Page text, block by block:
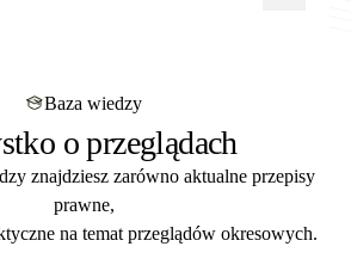
mailem + papierowo pocztą. Zgodny
– gotowy na kontrolę PINB,
Baza wiedzy
o przeglądach
znajdziesz zarówno aktualne przepisy
prawne,
na temat przeglądów okresowych.